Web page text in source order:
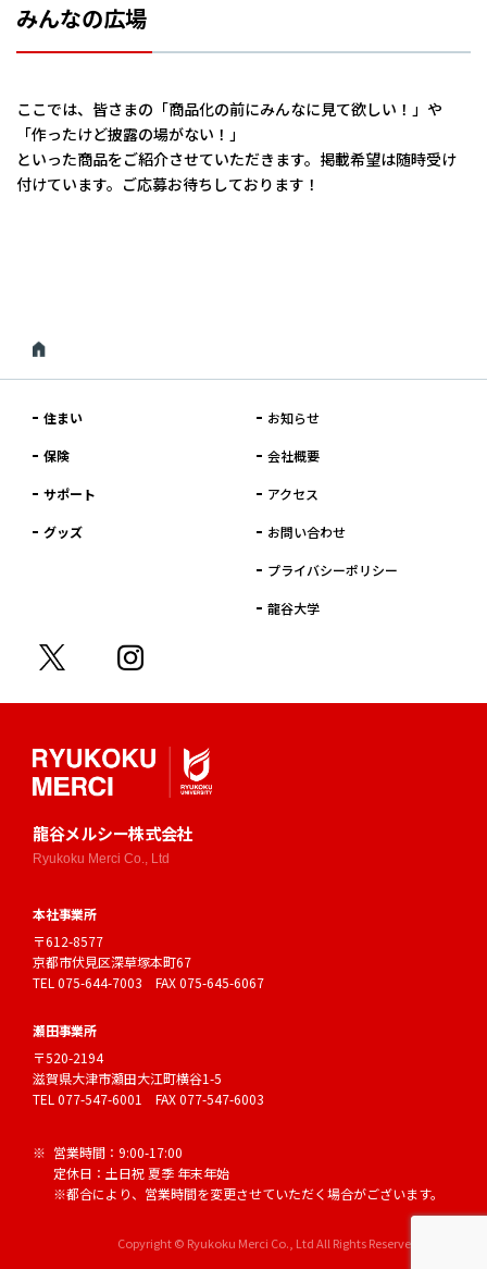
みんなの広場
ここでは、皆さまの「商品化の前にみんなに見て欲しい！」や
「作ったけど披露の場がない！」
といった商品をご紹介させていただきます。掲載希望は随時受け
付けています。ご応募お待ちしております！
住まい
保険
サポート
グッズ
お知らせ
会社概要
アクセス
お問い合わせ
プライバシーポリシー
龍谷大学
龍谷メルシー株式会社
Ryukoku Merci Co., Ltd
本社事業所
〒612-8577
京都市伏見区深草塚本町67
TEL 075-644-7003 FAX 075-645-6067
瀬田事業所
〒520-2194
滋賀県大津市瀬田大江町横谷1-5
TEL 077-547-6001 FAX 077-547-6003
営業時間：9:00-17:00
定休日：土日祝 夏季 年末年始
※都合により、営業時間を変更させていただく場合がございます。
Copyright © Ryukoku Merci Co., Ltd All Rights Reserved.